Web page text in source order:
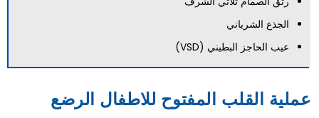
الجذع الشرياني
عيب الحاجز البطيني (VSD)
عملية القلب المفتوح للاطفال الرضع